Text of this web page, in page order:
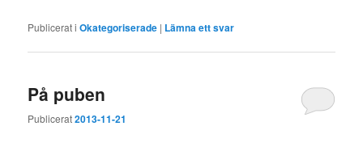
Publicerat i Okategoriserade | Lämna ett svar
På puben
Publicerat2013-11-21